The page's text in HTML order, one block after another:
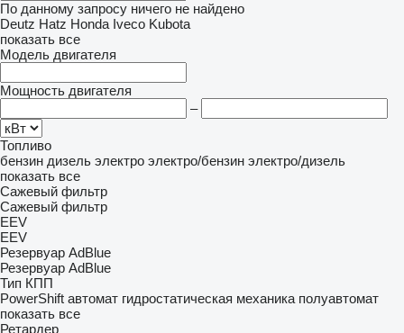
По данному запросу ничего не найдено
Deutz Hatz Honda Iveco Kubota
показать все
Модель двигателя
Мощность двигателя
–
Топливо
бензин дизель электро электро/бензин электро/дизель
показать все
Сажевый фильтр
Сажевый фильтр
EEV
EEV
Резервуар AdBlue
Резервуар AdBlue
Тип КПП
PowerShift автомат гидростатическая механика полуавтомат
показать все
Ретардер